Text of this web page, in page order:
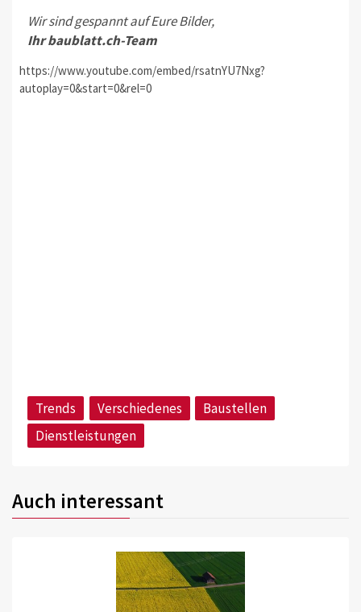
Wir sind gespannt auf Eure Bilder,
Ihr baublatt.ch-Team
https://www.youtube.com/embed/rsatnYU7Nxg?
autoplay=0&start=0&rel=0
Trends Verschiedenes
Baustellen
Dienstleistungen
Auch interessant